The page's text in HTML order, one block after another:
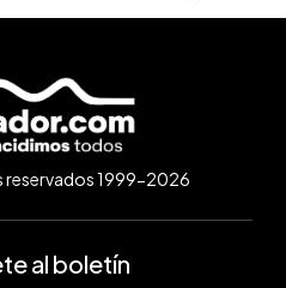
reservados 1999-2026
al boletín